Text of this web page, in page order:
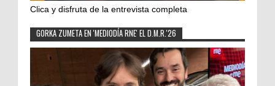
Clica y disfruta de la entrevista completa
GORKA ZUMETA EN 'MEDIODÍA RNE' EL D.M.R.'26